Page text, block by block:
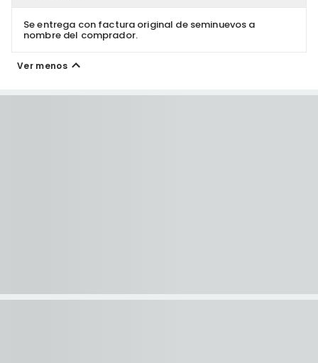
Se entrega con factura original de seminuevos a
nombre del comprador.
Ver menos